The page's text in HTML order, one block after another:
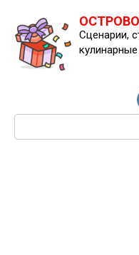
контенту
Сценарии,